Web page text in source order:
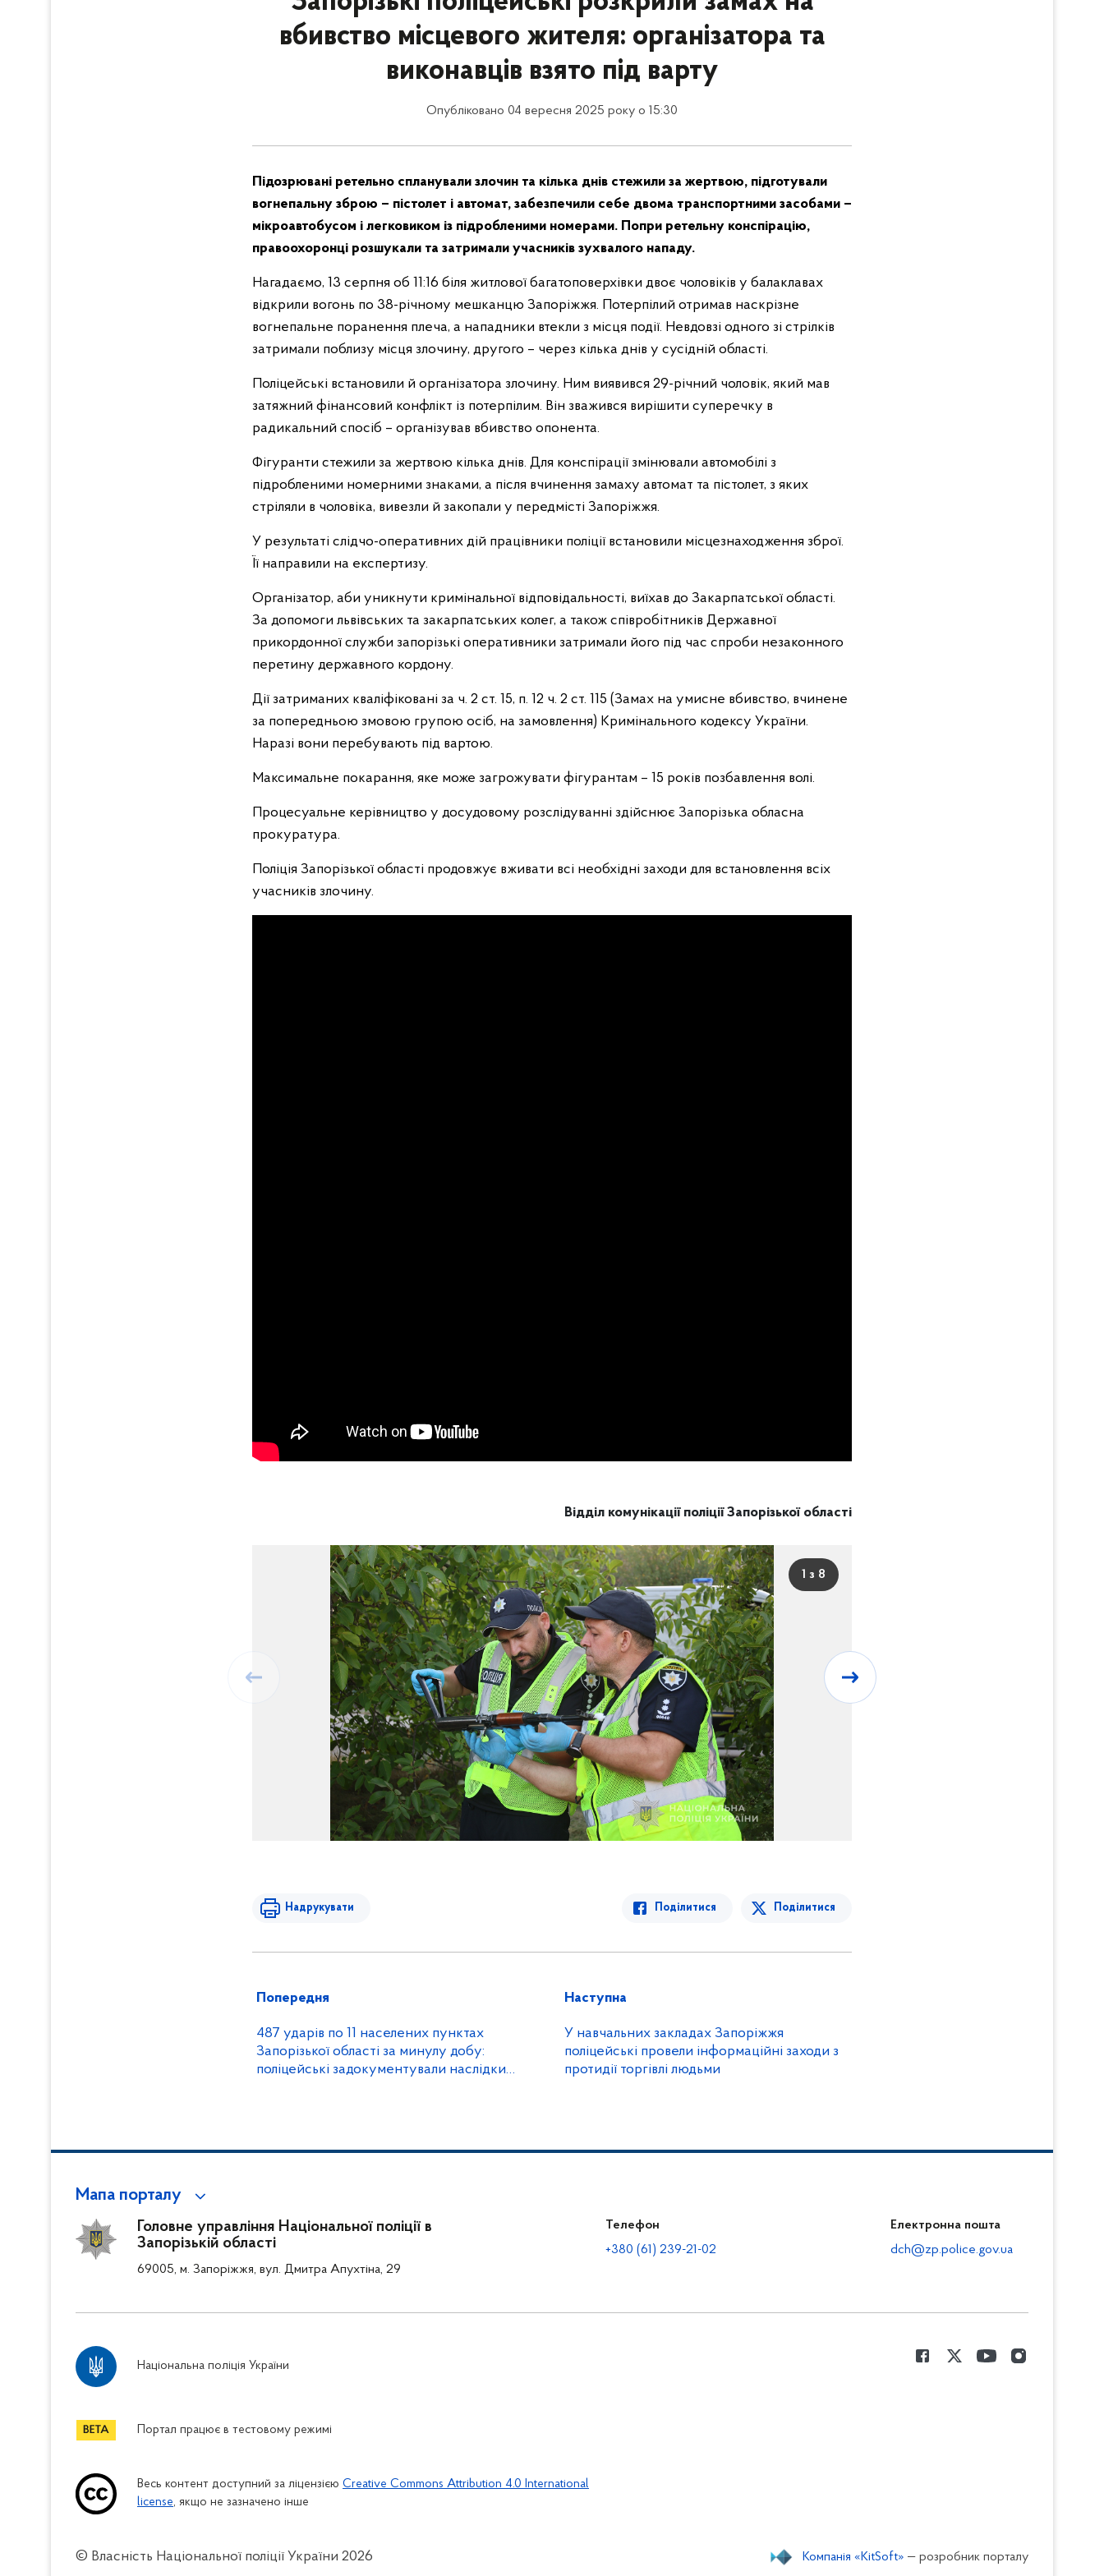
вбивство місцевого жителя: організатора та
виконавців взято під варту
Опубліковано 04 вересня 2025 року о 15:30
Підозрювані ретельно спланували злочин та кілька днів стежили за жертвою, підготували
вогнепальну зброю – пістолет і автомат, забезпечили себе двома транспортними засобами –
мікроавтобусом і легковиком із підробленими номерами. Попри ретельну конспірацію,
правоохоронці розшукали та затримали учасників зухвалого нападу.
Нагадаємо, 13 серпня об 11:16 біля житлової багатоповерхівки двоє чоловіків у балаклавах
відкрили вогонь по 38-річному мешканцю Запоріжжя. Потерпілий отримав наскрізне
вогнепальне поранення плеча, а нападники втекли з місця події. Невдовзі одного зі стрілків
затримали поблизу місця злочину, другого – через кілька днів у сусідній області.
Поліцейські встановили й організатора злочину. Ним виявився 29-річний чоловік, який мав
затяжний фінансовий конфлікт із потерпілим. Він зважився вирішити суперечку в
радикальний спосіб – організував вбивство опонента.
Фігуранти стежили за жертвою кілька днів. Для конспірації змінювали автомобілі з
підробленими номерними знаками, а після вчинення замаху автомат та пістолет, з яких
стріляли в чоловіка, вивезли й закопали у передмісті Запоріжжя.
У результаті слідчо-оперативних дій працівники поліції встановили місцезнаходження зброї.
Її направили на експертизу.
Організатор, аби уникнути кримінальної відповідальності, виїхав до Закарпатської області.
За допомоги львівських та закарпатських колег, а також співробітників Державної
прикордонної служби запорізькі оперативники затримали його під час спроби незаконного
перетину державного кордону.
Дії затриманих кваліфіковані за ч. 2 ст. 15, п. 12 ч. 2 ст. 115 (Замах на умисне вбивство, вчинене
за попередньою змовою групою осіб, на замовлення) Кримінального кодексу України.
Наразі вони перебувають під вартою.
Максимальне покарання, яке може загрожувати фігурантам – 15 років позбавлення волі.
Процесуальне керівництво у досудовому розслідуванні здійснює Запорізька обласна
прокуратура.
Поліція Запорізької області продовжує вживати всі необхідні заходи для встановлення всіх
учасників злочину.
Відділ комунікації поліції Запорізької області
1 з 8
Надрукувати Поділитися Поділитися
Попередня
487 ударів по 11 населених пунктах
Запорізької області за минулу добу:
поліцейські задокументували наслідки
Наступна
У навчальних закладах Запоріжжя
поліцейські провели інформаційні заходи з
протидії торгівлі людьми
Мапа порталу
Головне управління Національної поліції в
Запорізькій області
69005, м. Запоріжжя, вул. Дмитра Апухтіна, 29
Телефон
+380 (61) 239-21-02
Електронна пошта
dch@zp.police.gov.ua
Національна поліція України
Портал працює в тестовому режимі
Весь контент доступний за ліцензією Creative Commons Attribution 4.0 International
license, якщо не зазначено інше
© Власність Національної поліції України 2026 Компанія «KitSoft» — розробник порталу